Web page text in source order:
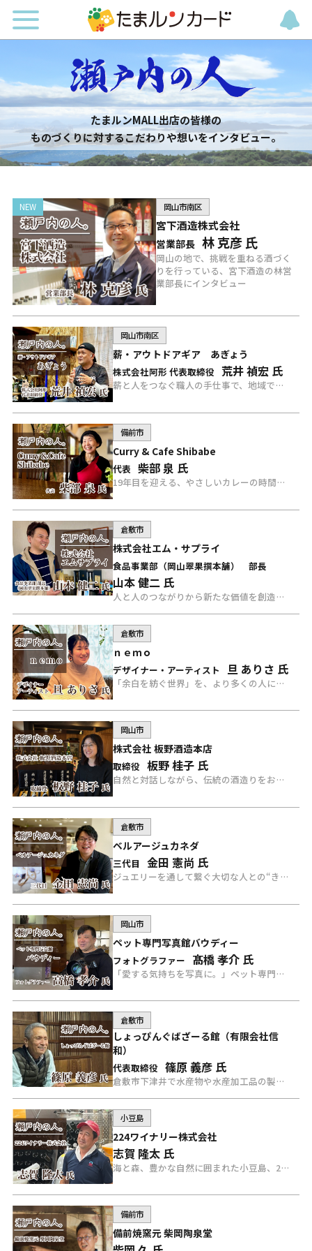
たまルンMALL出店の皆様の
ものづくりに対するこだわりや想いをインタビュー。
岡山市南区
宮下酒造株式会社
営業部長 林 克彦 氏
岡山の地で、挑戦を重ねる酒づく
りを行っている、宮下酒造の林営
業部長にインタビュー
岡山市南区
薪・アウトドアギア あぎょう
株式会社阿形 代表取締役 荒井 禎宏 氏
薪と人をつなぐ職人の手仕事で、地域で愛される“oyajiman”の挑戦を続ける、あぎょう 荒井氏にインタビュー。
備前市
Curry & Cafe Shibabe
代表 柴部 泉 氏
19年目を迎える、やさしいカレーの時間。Curry&Cafe Shibabe 柴部氏にインタビュー。
倉敷市
株式会社エム・サプライ
食品事業部（岡山翠果撰本舗） 部長
山本 健二 氏
人と人のつながりから新たな価値を創造する、株式会社エム・サプライ 山本氏にインタビュー。
倉敷市
ｎｅｍｏ
デザイナー・アーティスト 旦 ありさ 氏
「余白を紡ぐ世界」を、より多くの人に届けたい、ｎｅｍｏのデザイナー・アーティストのありさ氏にインタビュー。
岡山市
株式会社 板野酒造本店
取締役 板野 桂子 氏
自然と対話しながら、伝統の酒造りをおこなう、板野酒造本店の取締役 板野氏にインタビュー。
倉敷市
ベルアージュカネダ
三代目 金田 憲尚 氏
ジュエリーを通して繋ぐ大切な人との“きずな”を提案する、ベルアージュカネダの三代目 金田氏にインタビュー。
岡山市
ペット専門写真館バウディー
フォトグラファー 髙橋 孝介 氏
「愛する気持ちを写真に。」ペット専門店写真館バウディーのフォトグラファー高橋氏にインタビュー。
倉敷市
しょっぴんぐばざーる館（有限会社信
和）
代表取締役 篠原 義彦 氏
倉敷市下津井で水産物や水産加工品の製造販売を手掛けるしょっぴんぐばざーる館の篠原氏にインタビュー。
小豆島
224ワイナリー株式会社
志賀 隆太 氏
海と森、豊かな自然に囲まれた小豆島、224ワイナリー志賀さんにインタビュー。
備前市
備前焼窯元 柴岡陶泉堂